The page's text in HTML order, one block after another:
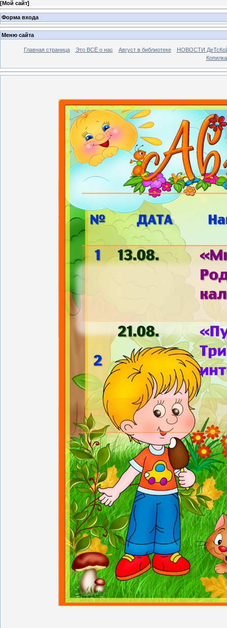
[Мой сайт]
Форма входа
Меню сайта
Главная страница Это ВСЁ о нас Август в библиотеке
НОВОСТИ